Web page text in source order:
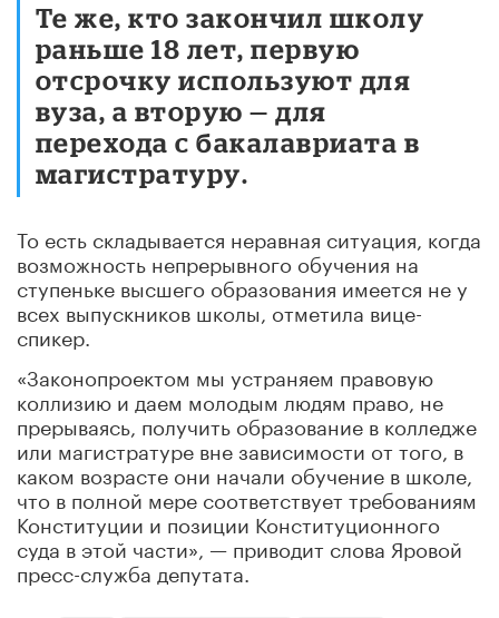
Те же, кто закончил школу
раньше 18 лет, первую
отсрочку используют для
вуза, а вторую — для
перехода с бакалавриата в
магистратуру.
То есть складывается неравная ситуация, когда
возможность непрерывного обучения на
ступеньке высшего образования имеется не у
всех выпускников школы, отметила вице-
спикер.
«Законопроектом мы устраняем правовую
коллизию и даем молодым людям право, не
прерываясь, получить образование в колледже
или магистратуре вне зависимости от того, в
каком возрасте они начали обучение в школе,
что в полной мере соответствует требованиям
Конституции и позиции Конституционного
суда в этой части», — приводит слова Яровой
пресс-служба депутата.